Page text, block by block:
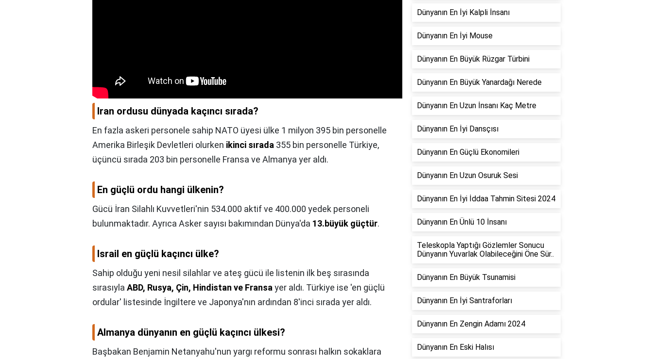
Iran ordusu dünyada kaçıncı sırada?
En fazla askeri personele sahip NATO üyesi ülke 1 milyon 395 bin personelle
Amerika Birleşik Devletleri olurken ikinci sırada 355 bin personelle Türkiye,
üçüncü sırada 203 bin personelle Fransa ve Almanya yer aldı.
En güçlü ordu hangi ülkenin?
Gücü İran Silahlı Kuvvetleri'nin 534.000 aktif ve 400.000 yedek personeli
bulunmaktadır. Ayrıca Asker sayısı bakımından Dünya'da 13.büyük güçtür.
Israil en güçlü kaçıncı ülke?
Sahip olduğu yeni nesil silahlar ve ateş gücü ile listenin ilk beş sırasında
sırasıyla ABD, Rusya, Çin, Hindistan ve Fransayer aldı. Türkiye ise 'en güçlü
ordular' listesinde İngiltere ve Japonya'nın ardından 8'inci sırada yer aldı.
Almanya dünyanın en güçlü kaçıncı ülkesi?
Başbakan Benjamin Netanyahu'nun yargı reformu sonrası halkın sokaklara
Dünyanın En İyi Kalpli İnsanı
Dünyanın En İyi Mouse
Dünyanın En Büyük Rüzgar Türbini
Dünyanın En Büyük Yanardağı Nerede
Dünyanın En Uzun İnsanı Kaç Metre
Dünyanın En İyi Dansçısı
Dünyanın En Güçlü Ekonomileri
Dünyanın En Uzun Osuruk Sesi
Dünyanın En İyi İddaa Tahmin Sitesi 2024
Dünyanın En Ünlü 10 İnsanı
Teleskopla Yaptığı Gözlemler Sonucu
Dünyanın Yuvarlak Olabileceğini Öne Sür..
Dünyanın En Büyük Tsunamisi
Dünyanın En İyi Santraforları
Dünyanın En Zengin Adamı 2024
Dünyanın En Eski Halısı